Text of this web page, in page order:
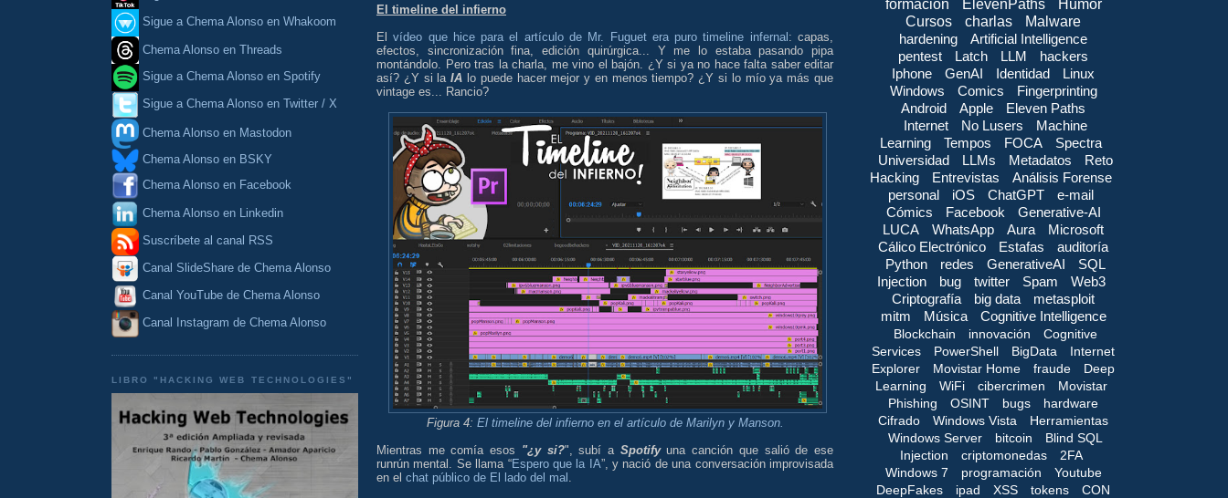
Sigue a Chema Alonso en Whakoom
Chema Alonso en Threads
Sigue a Chema Alonso en Spotify
Sigue a Chema Alonso en Twitter / X
Chema Alonso en Mastodon
Chema Alonso en BSKY
Chema Alonso en Facebook
Chema Alonso en Linkedin
Suscríbete al canal RSS
Canal SlideShare de Chema Alonso
Canal YouTube de Chema Alonso
Canal Instagram de Chema Alonso
LIBRO "HACKING WEB TECHNOLOGIES"
El timeline del infierno
Elvídeo que hice para el artículo de Mr. Fuguet era puro timeline infernal : capas,
efectos, sincronización fina, edición quirúrgica... Y me lo estaba pasando pipa
montándolo. Pero tras la charla, me vino el bajón. ¿Y si ya no hace falta saber editar
así? ¿Y si laIA lo puede hacer mejor y en menos tiempo? ¿Y si lo mío ya más que
vintage es... Rancio?
Figura 4: El timeline del infierno en el artículo de Marilyn y Manson.
Mientras me comía esos "¿y si?", subí a Spotifyuna canción que salió de ese
runrún mental. Se llama “Espero que la IA”, y nació de una conversación improvisada
en el chat público de El lado del mal
formación
ElevenPaths
Humor
Cursos
charlas
Malware
hardening
Artificial Intelligence
pentest
Latch LLM
hackers
Iphone
GenAI Identidad
Linux
Windows
Comics
Fingerprinting
Android
Apple
Eleven Paths
Internet
No Lusers
Machine
Learning
Tempos FOCA
Spectra
Universidad
LLMs Metadatos
Reto
Hacking
Entrevistas
Análisis Forense
personal
iOS ChatGPT
e-mail
Cómics
Facebook
Generative-AI
LUCA
WhatsApp Aura
Microsoft
Cálico Electrónico
Estafas
auditoría
Python
redes GenerativeAI
SQL
Injection
bug twitter Spam
Web3
Criptografía
big data
metasploit
mitm
Música Cognitive Intelligence
Blockchain innovación
Cognitive
Services
PowerShell BigData
Internet
Explorer
Movistar Home fraude
Deep
Learning
WiFi cibercrimen
Movistar
Phishing
OSINT bugs
hardware
Cifrado
Windows Vista
Herramientas
Windows Server
bitcoin
Blind SQL
Injection
criptomonedas
2FA
Windows 7
programación
Youtube
DeepFakes
ipad XSS tokens
CON